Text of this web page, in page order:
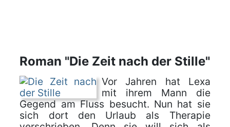
Roman "Die Zeit nach der Stille"
Vor Jahren hat Lexa
mit ihrem Mann die
Gegend am Fluss besucht. Nun hat sie
sich dort den Urlaub als Therapie